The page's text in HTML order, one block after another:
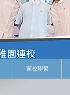
家校聯繫